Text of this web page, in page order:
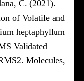
C. (2021).
of Volatile and
heptaphyllum
Validated
Molecules,